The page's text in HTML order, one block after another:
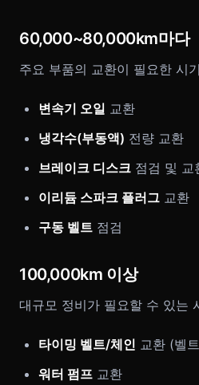
60,000~80,000km마다
주요 부품의 교환이 필요한 시
변속기 오일 교환
냉각수(부동액) 전량 교환
브레이크 디스크 점검 및 교
이리듐 스파크 플러그 교환
구동 벨트 점검
100,000km 이상
대규모 정비가 필요할 수 있는
타이밍 벨트/체인 교환 (벨
워터 펌프 교환